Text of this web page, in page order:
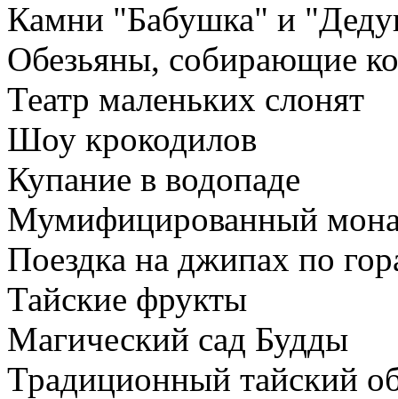
Камни "Бабушка" и
Обезьяны, собирающие
Театр маленьких слонят
Шоу крокодилов
Купание в водопаде
Мумифицированный
Поездка на джипах по
Тайские фрукты
Магический сад Будды
Традиционный тайский